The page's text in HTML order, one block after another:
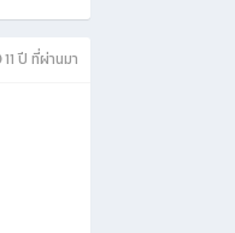
11 ปี ที่ผ่านมา